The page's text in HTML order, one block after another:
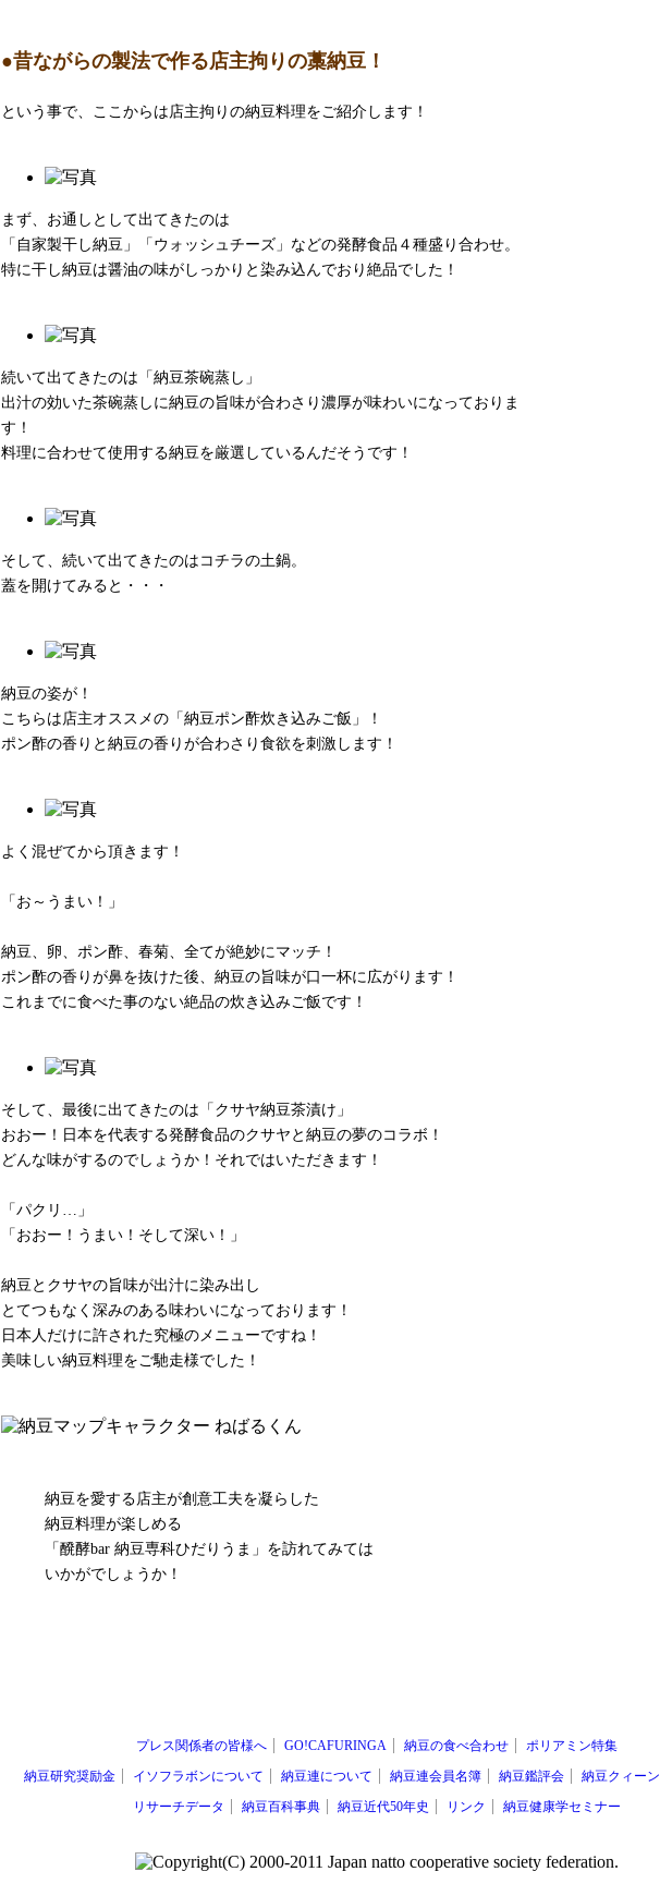
●昔ながらの製法で作る店主拘りの藁納豆！
という事で、ここからは店主拘りの納豆料理をご紹介します！
まず、お通しとして出てきたのは
「自家製干し納豆」「ウォッシュチーズ」などの発酵食品４種盛り合わせ。
特に干し納豆は醤油の味がしっかりと染み込んでおり絶品でした！
続いて出てきたのは「納豆茶碗蒸し」
出汁の効いた茶碗蒸しに納豆の旨味が合わさり濃厚が味わいになっておりま
す！
料理に合わせて使用する納豆を厳選しているんだそうです！
そして、続いて出てきたのはコチラの土鍋。
蓋を開けてみると・・・
納豆の姿が！
こちらは店主オススメの「納豆ポン酢炊き込みご飯」！
ポン酢の香りと納豆の香りが合わさり食欲を刺激します！
よく混ぜてから頂きます！
「お～うまい！」
納豆、卵、ポン酢、春菊、全てが絶妙にマッチ！
ポン酢の香りが鼻を抜けた後、納豆の旨味が口一杯に広がります！
これまでに食べた事のない絶品の炊き込みご飯です！
そして、最後に出てきたのは「クサヤ納豆茶漬け」
おおー！日本を代表する発酵食品のクサヤと納豆の夢のコラボ！
どんな味がするのでしょうか！それではいただきます！
「パクリ…」
「おおー！うまい！そして深い！」
納豆とクサヤの旨味が出汁に染み出し
とてつもなく深みのある味わいになっております！
日本人だけに許された究極のメニューですね！
美味しい納豆料理をご馳走様でした！
納豆を愛する店主が創意工夫を凝らした
納豆料理が楽しめる
「醗酵bar 納豆専科ひだりうま」を訪れてみては
いかがでしょうか！
プレス関係者の皆様へ GO!CAFURINGA 納豆の食べ合わせ
ポリアミン特集
納豆研究奨励金
イソフラボンについて 納豆連について 納豆連会員名簿 納豆鑑評会 納豆クィーン
リサーチデータ
納豆百科事典 納豆近代50年史 リンク 納豆健康学セミナー